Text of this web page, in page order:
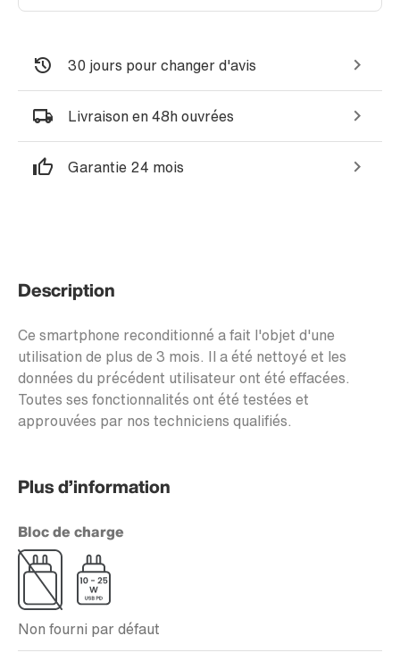
30 jours pour changer d'avis
Livraison en 48h ouvrées
Garantie 24 mois
Description
Ce smartphone reconditionné a fait l'objet d'une
utilisation de plus de 3 mois. Il a été nettoyé et les
données du précédent utilisateur ont été effacées.
Toutes ses fonctionnalités ont été testées et
approuvées par nos techniciens qualifiés.
Plus d’information
Bloc de charge
Non fourni par défaut